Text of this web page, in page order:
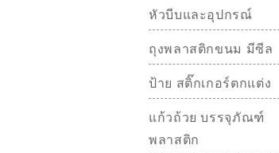
หัวบีบและอุปกรณ์
ถุงพลาสติกขนม มีซีล
ป้าย สติ๊กเกอร์ตกแต่ง
แก้วถ้วย บรรจุภัณฑ์
พลาสติก